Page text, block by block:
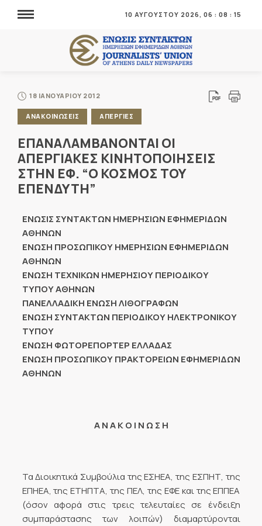
10 ΑΥΓΟΥΣΤΟΥ 2026, 06 : 08 : 15
18 ΙΑΝΟΥΑΡΙΟΥ 2012
ΑΝΑΚΟΙΝΩΣΕΙΣ ΑΠΕΡΓΙΕΣ
ΕΠΑΝΑΛΑΜΒΑΝΟΝΤΑΙ ΟΙ
ΑΠΕΡΓΙΑΚΕΣ ΚΙΝΗΤΟΠΟΙΗΣΕΙΣ
ΣΤΗΝ ΕΦ. “Ο ΚΟΣΜΟΣ ΤΟΥ
ΕΠΕΝΔΥΤΗ”
ΕΝΩΣΙΣ ΣΥΝΤΑΚΤΩΝ ΗΜΕΡΗΣΙΩΝ ΕΦΗΜΕΡΙΔΩΝ
ΑΘΗΝΩΝ
ΕΝΩΣΗ ΠΡΟΣΩΠΙΚΟΥ ΗΜΕΡΗΣΙΩΝ ΕΦΗΜΕΡΙΔΩΝ
ΑΘΗΝΩΝ
ΕΝΩΣΗ ΤΕΧΝΙΚΩΝ ΗΜΕΡΗΣΙΟΥ ΠΕΡΙΟΔΙΚΟΥ
ΤΥΠΟΥ ΑΘΗΝΩΝ
ΠΑΝΕΛΛΑΔΙΚΗ ΕΝΩΣΗ ΛΙΘΟΓΡΑΦΩΝ
ΕΝΩΣΗ ΣΥΝΤΑΚΤΩΝ ΠΕΡΙΟΔΙΚΟΥ ΗΛΕΚΤΡΟΝΙΚΟΥ
ΤΥΠΟΥ
ΕΝΩΣΗ ΦΩΤΟΡΕΠΟΡΤΕΡ ΕΛΛΑΔΑΣ
ΕΝΩΣΗ ΠΡΟΣΩΠΙΚΟΥ ΠΡΑΚΤΟΡΕΙΩΝ ΕΦΗΜΕΡΙΔΩΝ
ΑΘΗΝΩΝ
Α Ν Α Κ Ο Ι Ν Ω Σ Η
Τα Διοικητικά Συμβούλια της ΕΣΗΕΑ, της ΕΣΠΗΤ, της
ΕΠΗΕΑ, της ΕΤΗΠΤΑ, της ΠΕΛ, της ΕΦΕ και της ΕΠΠΕΑ
(όσον αφορά στις τρεις τελευταίες σε ένδειξη
συμπαράστασης των λοιπών) διαμαρτύρονται